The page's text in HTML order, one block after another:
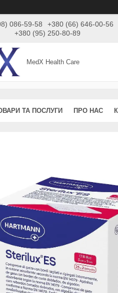
086-59-58
+380 (66) 646-00-56
+380 (95) 250-80-89
MedX Health Care
ТА ПОСЛУГИ ПРО НАС